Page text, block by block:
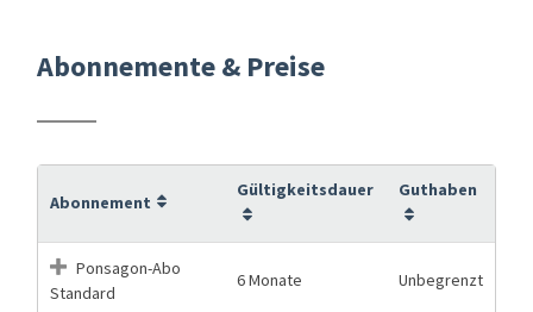
Abonnemente & Preise
Abonnement
Gültigkeitsdauer Guthaben
Ponsagon-Abo
Standard
6 Monate Unbegrenzt